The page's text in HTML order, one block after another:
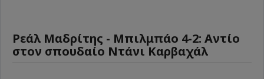
Ρεάλ Μαδρίτης - Μπιλμπάο 4-2: Αντίο
στον σπουδαίο Ντάνι Καρβαχάλ